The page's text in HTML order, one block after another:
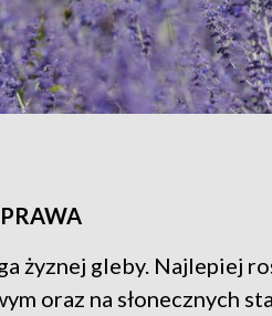
żyznej gleby. Najlepiej
oraz na słonecznych